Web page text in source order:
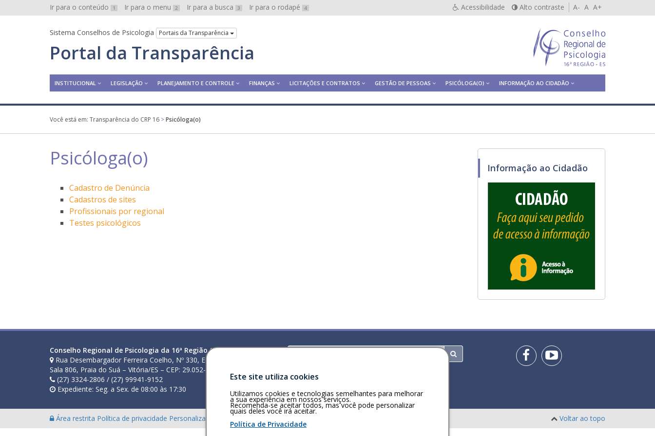
Ir para o conteúdo 1 Ir para o menu 2 Ir para a busca 3 Ir para o rodapé 4 Acessibilidade Alto contraste A- A A+
Sistema Conselhos de Psicologia Portais da Transparência
Portal da Transparência
INSTITUCIONAL LEGISLAÇÃO PLANEJAMENTO E CONTROLE FINANÇAS LICITAÇÕES E CONTRATOS GESTÃO DE PESSOAS PSICÓLOGA(O) INFORMAÇÃO AO CIDADÃO
Você está em: Transparência do CRP 16 >Psicóloga(o)
Psicóloga(o)
Cadastro de Denúncia
Cadastros de sites
Profissionais por regional
Testes psicológicos
Informação ao Cidadão
Conselho Regional de Psicologia da 16ª Região (ES)
Rua Desembargador Ferreira Coelho, Nº 330, Ed. Eldorado Center,
Sala 806, Praia do Suá – Vitória/ES – CEP: 29.052-210
(27) 3324-2806 / (27) 99941-9152
Expediente: Seg. a Sex. de 08:00 às 17:30
Buscar
Área restrita Política de privacidade Personalização de cookies Voltar ao topo
Este site utiliza cookies
Utilizamos cookies e tecnologias semelhantes para melhorar
a sua experiência em nossos serviços.
Recomenda-se aceitar todos, mas você pode personalizar
quais deles você irá aceitar.
Política de Privacidade